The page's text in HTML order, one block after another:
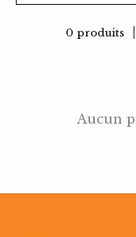
0 produits
Aucun